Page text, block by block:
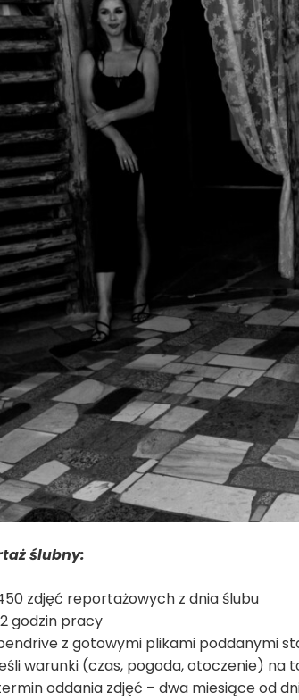
ślubny:
zdjęć reportażowych z dnia ślubu
godzin pracy
z gotowymi plikami poddanymi
warunki (czas, pogoda, otoczenie) na
oddania zdjęć – dwa miesiące od